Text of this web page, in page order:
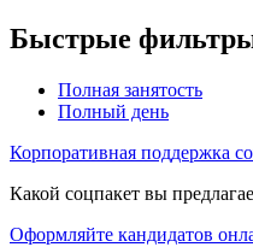
Быстрые
Полная занятость
Полный день
Корпоративная поддержка
Какой соцпакет вы
Оформляйте кандидатов